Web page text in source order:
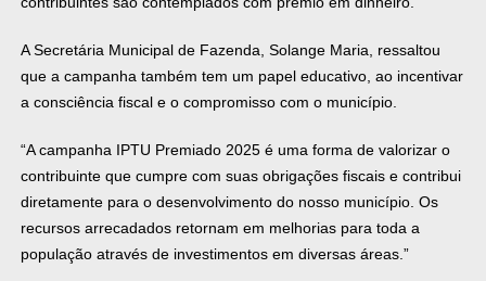
A Secretária Municipal de Fazenda, Solange Maria, ressaltou
que a campanha também tem um papel educativo, ao incentivar
a consciência fiscal e o compromisso com o município.
“A campanha IPTU Premiado 2025 é uma forma de valorizar o
contribuinte que cumpre com suas obrigações fiscais e contribui
diretamente para o desenvolvimento do nosso município. Os
recursos arrecadados retornam em melhorias para toda a
população através de investimentos em diversas áreas.”